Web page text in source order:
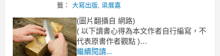
籤：
大寫出版, 梁展嘉
(圖片翻攝自 網路)
( 以下讀書心得為本文作者自行編寫，不
代表原書作者觀點 )
繼續閱讀...